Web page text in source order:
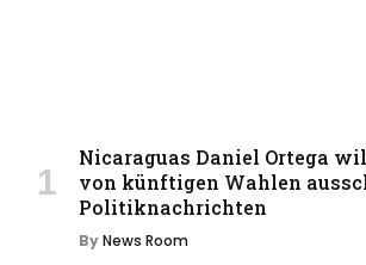
Nicaraguas Daniel Ortega
von künftigen Wahlen
Politiknachrichten
ByNews Room